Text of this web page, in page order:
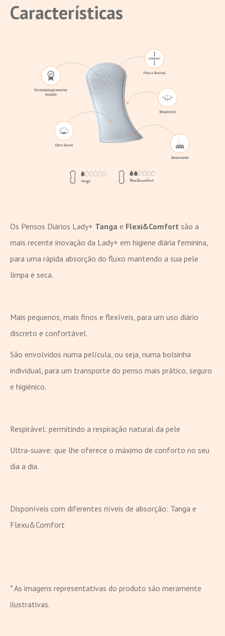
Características
Os Pensos Diários Lady+ Tanga e Flexi&Comfort são a
mais recente inovação da Lady+ em higiene diária feminina,
para uma rápida absorção do fluxo mantendo a sua pele
limpa e seca.
Mais pequenos, mais finos e flexíveis, para um uso diário
discreto e confortável.
São envolvidos numa película, ou seja, numa bolsinha
individual, para um transporte do penso mais prático, seguro
e higiénico.
Respirável: permitindo a respiração natural da pele
Ultra-suave: que lhe oferece o máximo de conforto no seu
dia a dia.
Disponíveis com diferentes níveis de absorção: Tanga e
Flexu&Comfort
* As imagens representativas do produto são meramente
ilustrativas.